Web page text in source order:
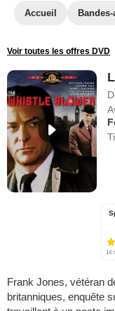
Accueil
Voir toutes les offres DVD
14
Frank Jones, vétéran
britanniques, enquête